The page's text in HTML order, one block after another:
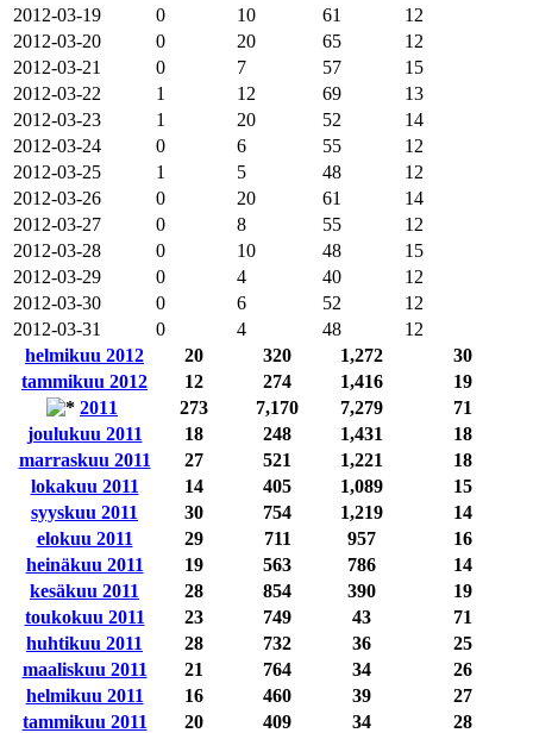
2012-03-19
0 10 61
12
2012-03-20
0 20 65
12
2012-03-21
0 7 57
15
2012-03-22
1 12 69
13
2012-03-23
1 20 52
14
2012-03-24
0 6 55
12
2012-03-25
1 5 48
12
2012-03-26
0 20 61
14
2012-03-27
0 8 55
12
2012-03-28
0 10 48
15
2012-03-29
0 4 40
12
2012-03-30
0 6 52
12
2012-03-31
0 4 48
12
helmikuu 2012
20 320 1,272
30
tammikuu 2012
12 274 1,416
19
2011
273 7,170 7,279
71
joulukuu 2011
18 248 1,431
18
marraskuu 2011
27 521 1,221
18
lokakuu 2011
14 405 1,089
15
syyskuu 2011
30 754 1,219
14
elokuu 2011
29 711 957
16
heinäkuu 2011
19 563 786
14
kesäkuu 2011
28 854 390
19
toukokuu 2011
23 749 43
71
huhtikuu 2011
28 732 36
25
maaliskuu 2011
21 764 34
26
helmikuu 2011
16 460 39
27
tammikuu 2011
20 409 34
28